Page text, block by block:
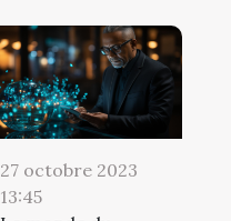
27 octobre 2023
13:45